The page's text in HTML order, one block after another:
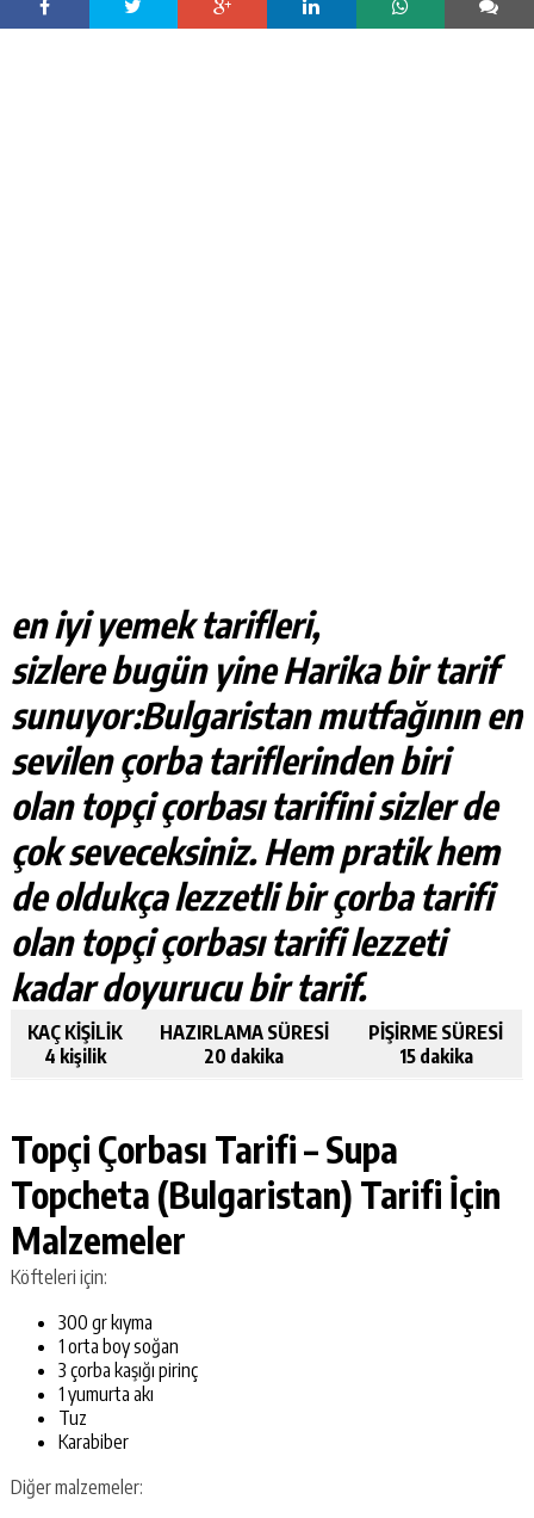
en iyi yemek tarifleri,
sizlere bugün yine Harika bir tarif
sunuyor:Bulgaristan mutfağının en
sevilen çorba tariflerinden biri
olantopçi çorbasıtarifini sizler de
çok seveceksiniz. Hem pratik hem
de oldukça lezzetli bir çorba tarifi
olantopçi çorbası tarifilezzeti
kadar doyurucu bir tarif.
KAÇ KİŞİLİK
4 kişilik
HAZIRLAMA SÜRESİ
20 dakika
PİŞİRME SÜRESİ
15 dakika
Topçi Çorbası Tarifi – Supa
Topcheta (Bulgaristan) Tarifi İçin
Malzemeler
Köfteleri için:
300 gr kıyma
1 orta boy soğan
3 çorba kaşığı pirinç
1 yumurta akı
Tuz
Karabiber
Diğer malzemeler: